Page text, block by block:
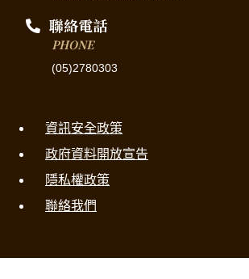
聯絡電話
PHONE
(05)2780303
資訊安全政策
政府資料開放宣告
隱私權政策
聯絡我們